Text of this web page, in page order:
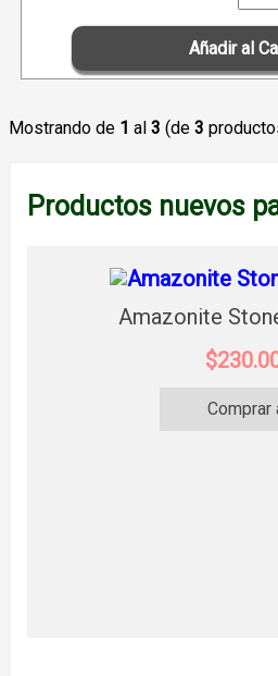
Mostrando de 1 al 3 (de 3
Productos nuevos
Amazonite
Comprar